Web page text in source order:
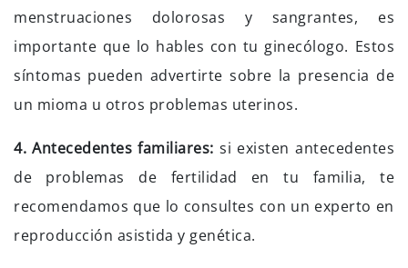
menstruaciones dolorosas y sangrantes, es
importante que lo hables con tu ginecólogo. Estos
síntomas pueden advertirte sobre la presencia de
un mioma u otros problemas uterinos.
4. Antecedentes familiares:si existen antecedentes
de problemas de fertilidad en tu familia, te
recomendamos que lo consultes con un experto en
reproducción asistida y genética.